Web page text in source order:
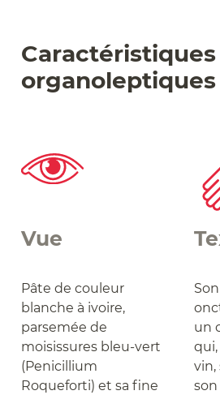
Caractéristiques
organoleptiques
Vue
Pâte de couleur
blanche à ivoire,
parsemée de
moisissures bleu-vert
(Penicillium
Roqueforti) et sa fine
un
vin,
son